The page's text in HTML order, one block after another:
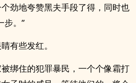
劲地夸赞黑夫手段了得，同时也
步。”
有些发红。
绑住的犯罪暴民，一个个像霜打